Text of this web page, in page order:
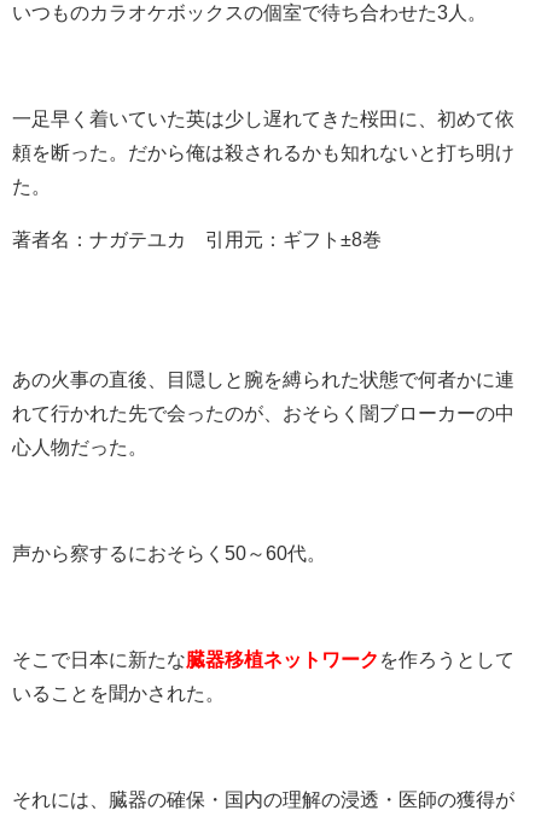
いつものカラオケボックスの個室で待ち合わせた3人。
一足早く着いていた英は少し遅れてきた桜田に、初めて依
頼を断った。だから俺は殺されるかも知れないと打ち明け
た。
著者名：ナガテユカ 引用元：ギフト±8巻
あの火事の直後、目隠しと腕を縛られた状態で何者かに連
れて行かれた先で会ったのが、おそらく闇ブローカーの中
心人物だった。
声から察するにおそらく50～60代。
そこで日本に新たな 臓器移植ネットワーク を作ろうとして
いることを聞かされた。
それには、臓器の確保・国内の理解の浸透・医師の獲得が